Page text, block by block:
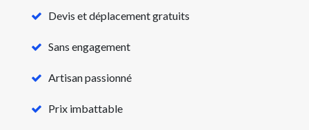
Devis et déplacement gratuits
Sans engagement
Artisan passionné
Prix imbattable